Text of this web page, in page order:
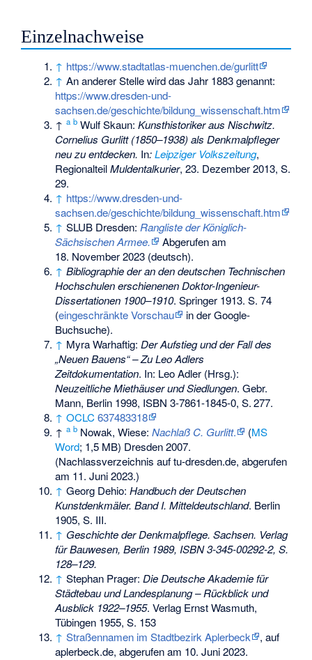
Einzelnachweise
↑ https://www.stadtatlas-muenchen.de/gurlitt
↑ An anderer Stelle wird das Jahr 1883 genannt:
https://www.dresden-und-
sachsen.de/geschichte/bildung_wissenschaft.htm
↑a b Wulf Skaun:Kunsthistoriker aus Nischwitz.
Cornelius Gurlitt (1850–1938) als Denkmalpfleger
neu zu entdecken. In:Leipziger Volkszeitung,
RegionalteilMuldentalkurier, 23. Dezember 2013, S.
29.
↑ https://www.dresden-und-
sachsen.de/geschichte/bildung_wissenschaft.htm
↑ SLUB Dresden: Rangliste der Königlich-
Sächsischen Armee.
Abgerufen am
18. November 2023 (deutsch).
↑ Bibliographie der an den deutschen Technischen
Hochschulen erschienenen Doktor-Ingenieur-
Dissertationen 1900–1910. Springer 1913. S. 74
(eingeschränkte Vorschau
in der Google-
Buchsuche).
↑ Myra Warhaftig:Der Aufstieg und der Fall des
„Neuen Bauens“ – Zu Leo Adlers
Zeitdokumentation. In: Leo Adler (Hrsg.):
Neuzeitliche Miethäuser und Siedlungen. Gebr.
Mann, Berlin 1998, ISBN 3-7861-1845-0,S.277.
↑ OCLC637483318
↑a b Nowak, Wiese:Nachlaß C. Gurlitt. (MS
Word; 1,5 MB) Dresden 2007.
(Nachlassverzeichnis auf tu-dresden.de, abgerufen
am 11. Juni 2023.)
↑ Georg Dehio:Handbuch der Deutschen
Kunstdenkmäler. Band I. Mitteldeutschland. Berlin
1905, S. III.
↑ Geschichte der Denkmalpflege. Sachsen. Verlag
für Bauwesen, Berlin 1989, ISBN 3-345-00292-2, S.
128–129.
↑ Stephan Prager:Die Deutsche Akademie für
Städtebau und Landesplanung – Rückblick und
Ausblick 1922–1955. Verlag Ernst Wasmuth,
Tübingen 1955, S. 153
↑ Straßennamen im Stadtbezirk Aplerbeck
, auf
aplerbeck.de, abgerufen am 10. Juni 2023.